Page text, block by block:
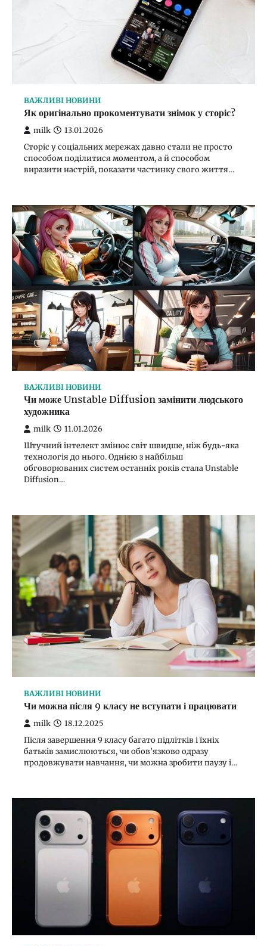
ВАЖЛИВІ НОВИНИ
Як оригінально прокоментувати знімок у сторіс?
milk 13.01.2026
Сторіс у соціальних мережах давно стали не просто
способом поділитися моментом, а й способом
виразити настрій, показати частинку свого життя…
ВАЖЛИВІ НОВИНИ
Чи може Unstable Diffusion замінити людського
художника
milk 11.01.2026
Штучний інтелект змінює світ швидше, ніж будь-яка
технологія до нього. Однією з найбільш
обговорюваних систем останніх років стала Unstable
Diffusion…
ВАЖЛИВІ НОВИНИ
Чи можна після 9 класу не вступати і працювати
milk 18.12.2025
Після завершення 9 класу багато підлітків і їхніх
батьків замислюються, чи обов’язково одразу
продовжувати навчання, чи можна зробити паузу і…